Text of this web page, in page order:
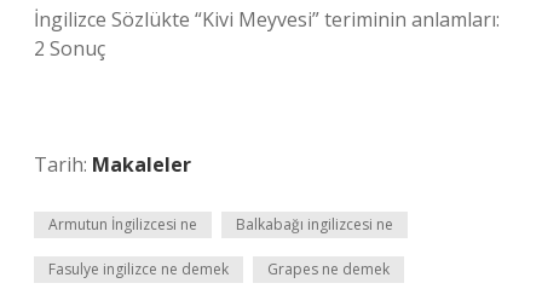
İngilizce Sözlükte “Kivi Meyvesi” teriminin anlamları:
2 Sonuç
Tarih: Makaleler
Armutun İngilizcesi ne Balkabağı ingilizcesi ne
Fasulye ingilizce ne demek Grapes ne demek